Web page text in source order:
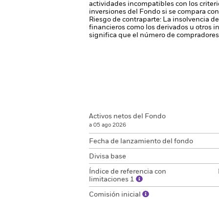
actividades incompatibles con los
inversiones del Fondo si se compara
Riesgo de contraparte: La insolvencia
financieros como los derivados u otros
significa que el número de
Activos netos del Fondo
a 05 ago 2026
Fecha de lanzamiento del fondo
Divisa base
Índice de referencia con
limitaciones 1
Comisión inicial